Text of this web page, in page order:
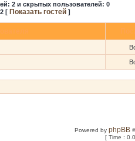
2 и скрытых пользователей: 0
[ Показать гостей ]
Powered byphpBB
[ Time :